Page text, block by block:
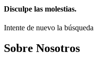
Disculpe las molestias.
Intente de nuevo la búsqueda
Sobre Nosotros